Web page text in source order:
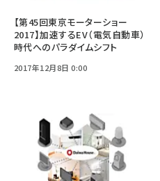
【第45回東京モーターショー
2017】加速するEV（電気自動車）
時代へのパラダイムシフト
2017年12月8日 0:00